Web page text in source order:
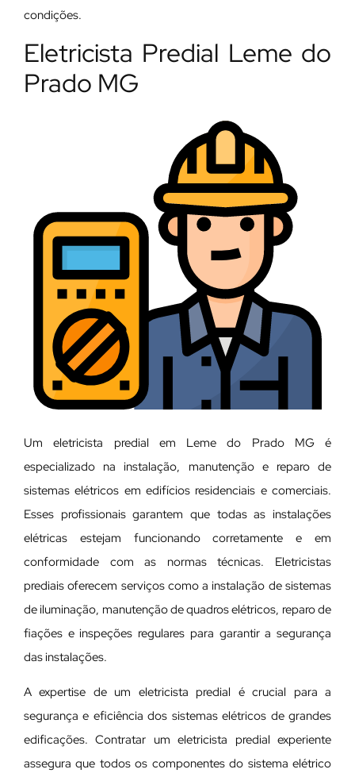
condições.
Eletricista Predial Leme do
Prado MG
Um eletricista predial em Leme do Prado MG é
especializado na instalação, manutenção e reparo de
sistemas elétricos em edifícios residenciais e comerciais.
Esses profissionais garantem que todas as instalações
elétricas estejam funcionando corretamente e em
conformidade com as normas técnicas. Eletricistas
prediais oferecem serviços como a instalação de sistemas
de iluminação, manutenção de quadros elétricos, reparo de
fiações e inspeções regulares para garantir a segurança
das instalações.
A expertise de um eletricista predial é crucial para a
segurança e eficiência dos sistemas elétricos de grandes
edificações. Contratar um eletricista predial experiente
assegura que todos os componentes do sistema elétrico